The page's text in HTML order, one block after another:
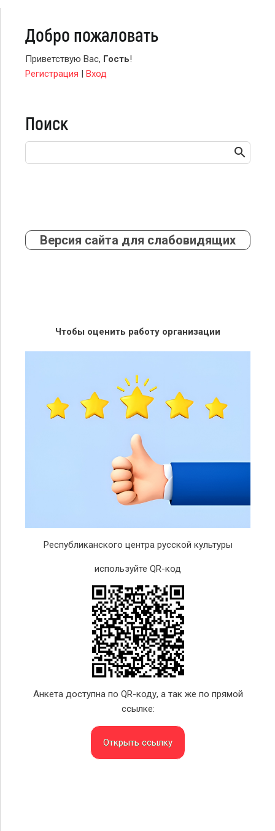
Добро пожаловать
Приветствую Вас, Гость!
Регистрация | Вход
Поиск
Версия сайта для слабовидящих
Чтобы оценить работу организации
Республиканского центра русской культуры
используйте QR-код
Анкета доступна по QR-коду, а так же по прямой
ссылке:
Открыть ссылку